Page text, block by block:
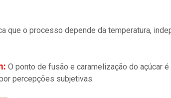
que o processo depende da temperatura,
O ponto de fusão e caramelização do açúcar
percepções subjetivas.